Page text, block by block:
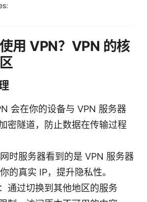
用 VPN？VPN 的核
会在你的设备与 VPN 服务器
密隧道，防止数据在传输过程
时服务器看到的是 VPN 服务器
的真实 IP，提升隐私性。
通过切换到其他地区的服务